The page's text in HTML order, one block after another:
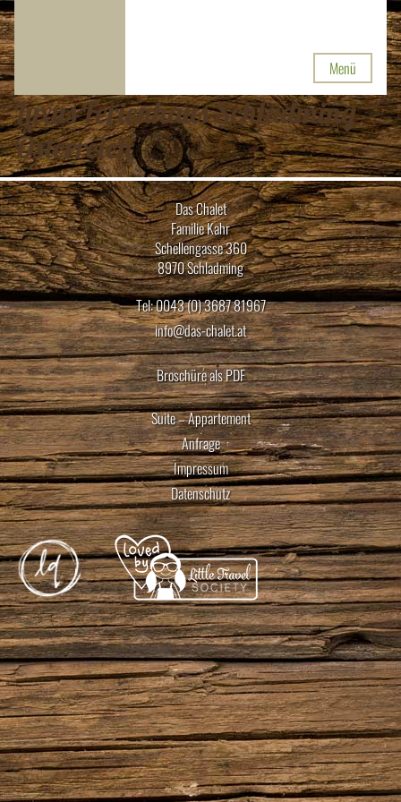
Menü
Luxus Ferienhaus Schladming
Österreich
Das Chalet
Familie Kahr
Schellengasse 360
8970 Schladming
Tel: 0043 (0) 3687 81967
info@das-chalet.at
Broschüre als PDF
Suite – Appartement
Anfrage
Impressum
Datenschutz